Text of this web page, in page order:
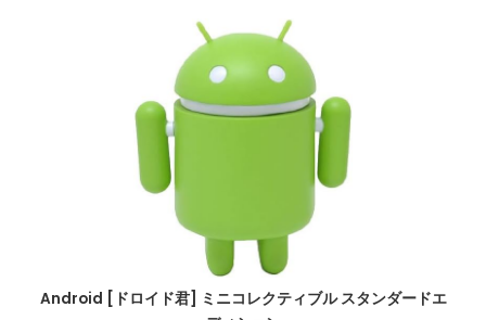
Android [ドロイド君] ミニコレクティブル スタンダードエ